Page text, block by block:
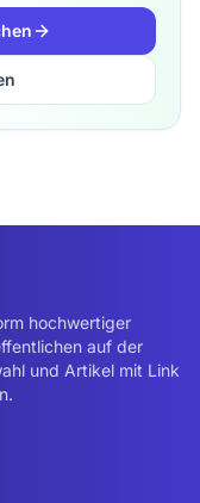
hochwertiger
auf der
und Artikel mit Link